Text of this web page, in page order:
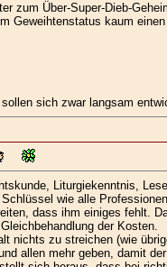
zum Über-Super-Dieb-
Geweihtenstatus kaum
sich zwar langsam
Liturgiekenntnis,
wie alle
dass ihm einiges fehlt.
der Kosten.
nichts zu streichen (wie
allen mehr geben, damit